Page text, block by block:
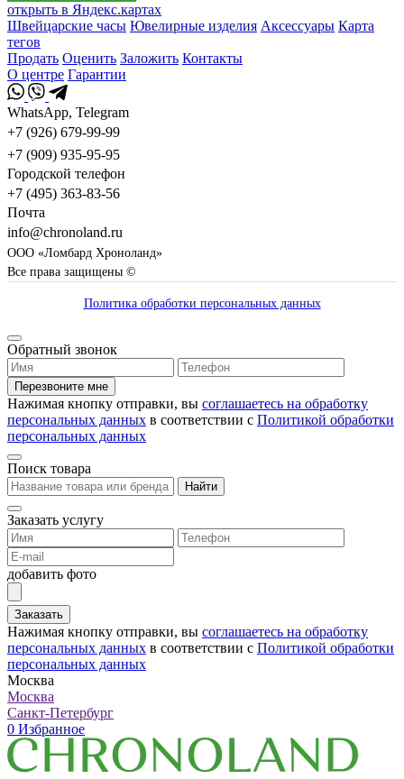
открыть в Яндекс.картах
Швейцарские часы Ювелирные изделия Аксессуары Карта
тегов
Продать Оценить Заложить Контакты
О центре Гарантии
WhatsApp, Telegram
+7 (926) 679-99-99
+7 (909) 935-95-95
Городской телефон
+7 (495) 363-83-56
Почта
info@chronoland.ru
ООО «Ломбард Хроноланд»
Все права защищены ©
Политика обработки персональных данных
Обратный звонок
Перезвоните мне
Нажимая кнопку отправки, вы соглашаетесь на обработку
персональных данных в соответствии с Политикой обработки
персональных данных
Поиск товара
Найти
Заказать услугу
добавить фото
Заказать
Нажимая кнопку отправки, вы соглашаетесь на обработку
персональных данных в соответствии с Политикой обработки
персональных данных
Москва
Москва
Санкт-Петербург
0 Избранное